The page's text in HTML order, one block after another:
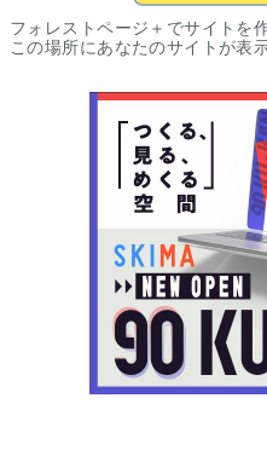
フォレストページ＋でサイトを
この場所にあなたのサイトが表